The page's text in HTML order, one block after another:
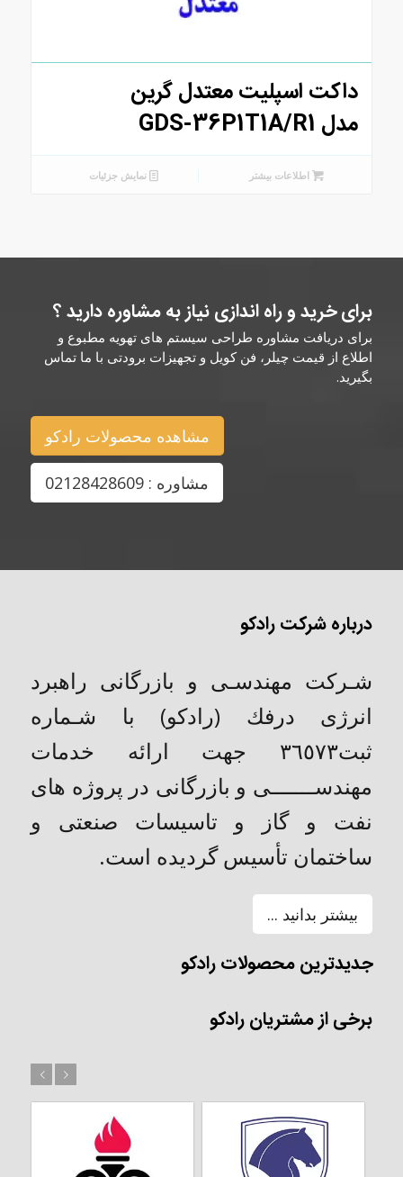
داکت اسپلیت معتدل گرین
مدل GDS-36P1T1A/R1
اطلاعات بیشتر نمایش جزئیات
برای خرید و راه اندازی نیاز به مشاوره دارید ؟
برای دریافت مشاوره طراحی سیستم های تهویه مطبوع و
اطلاع از قیمت چیلر، فن کویل و تجهیزات برودتی با ما تماس
بگیرید.
مشاهده محصولات رادکو
مشاوره : 02128428609
درباره شرکت رادکو
شـركت مهندسـی و بازرگانی راهبرد
انرژی درفك (رادکو) با شـماره
ثبت٣٦٥٧٣ جهت ارائه خدمات
مهندســـــــی و بازرگانی در پروژه های
نفت و گاز و تاسیسات صنعتی و
ساختمان تأسیس گردیده است.
بیشتر بدانید ...
جدیدترین محصولات رادکو
برخی از مشتریان رادکو